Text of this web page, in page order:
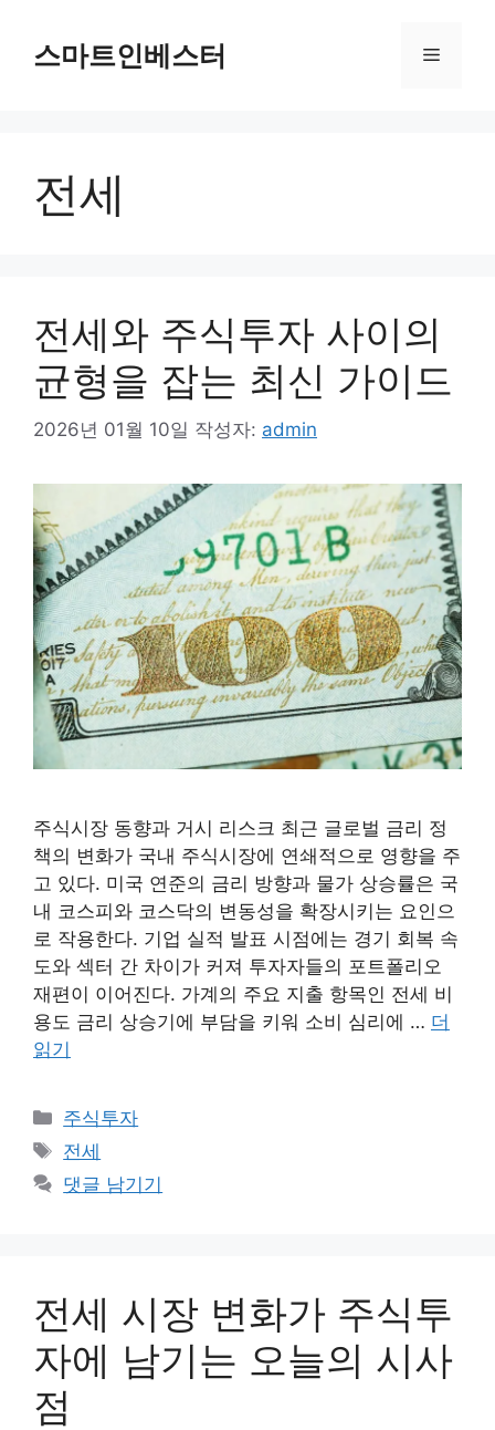
스마트인베스터 메
전세
전세와 주식투자 사이의
균형을 잡는 최신 가이드
2026년 01월 10일 작성자: admin
주식시장 동향과 거시 리스크 최근 글로벌 금리 정
책의 변화가 국내 주식시장에 연쇄적으로 영향을 주
고 있다. 미국 연준의 금리 방향과 물가 상승률은 국
내 코스피와 코스닥의 변동성을 확장시키는 요인으
로 작용한다. 기업 실적 발표 시점에는 경기 회복 속
도와 섹터 간 차이가 커져 투자자들의 포트폴리오
재편이 이어진다. 가계의 주요 지출 항목인 전세 비
용도 금리 상승기에 부담을 키워 소비 심리에 … 더
읽기
카
테
리
주식투자
태
그
전세
댓글 남기기
전세 시장 변화가 주식투
자에 남기는 오늘의 시사
점